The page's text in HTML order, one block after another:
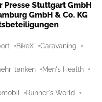
Stuttgart GmbH
GmbH & Co. KG
BikeX Caravaning
tanken Men's Health
Runner's World